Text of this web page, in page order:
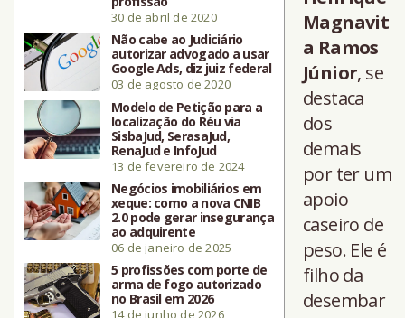
30 de abril de 2020
Não cabe ao Judiciário
autorizar advogado a usar
Google Ads, diz juiz federal
03 de agosto de 2020
Modelo de Petição para a
localização do Réu via
SisbaJud, SerasaJud,
RenaJud e InfoJud
13 de fevereiro de 2024
Negócios imobiliários em
xeque: como a nova CNIB
2.0 pode gerar insegurança
ao adquirente
06 de janeiro de 2025
5 profissões com porte de
arma de fogo autorizado
no Brasil em 2026
14 de junho de 2026
Magnavit
a Ramos
Júnior, se
destaca
dos
demais
por ter um
apoio
caseiro de
peso. Ele é
filho da
desembar